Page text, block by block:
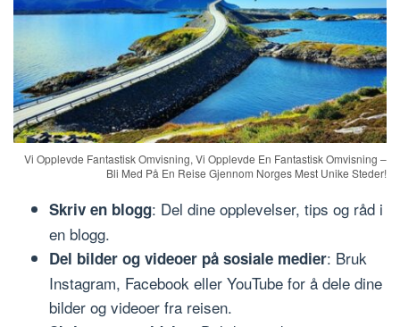
Vi Opplevde Fantastisk Omvisning, Vi Opplevde En Fantastisk Omvisning –
Bli Med På En Reise Gjennom Norges Mest Unike Steder!
Skriv en blogg: Del dine opplevelser, tips og råd i
en blogg.
Del bilder og videoer på sosiale medier: Bruk
Instagram, Facebook eller YouTube for å dele dine
bilder og videoer fra reisen.